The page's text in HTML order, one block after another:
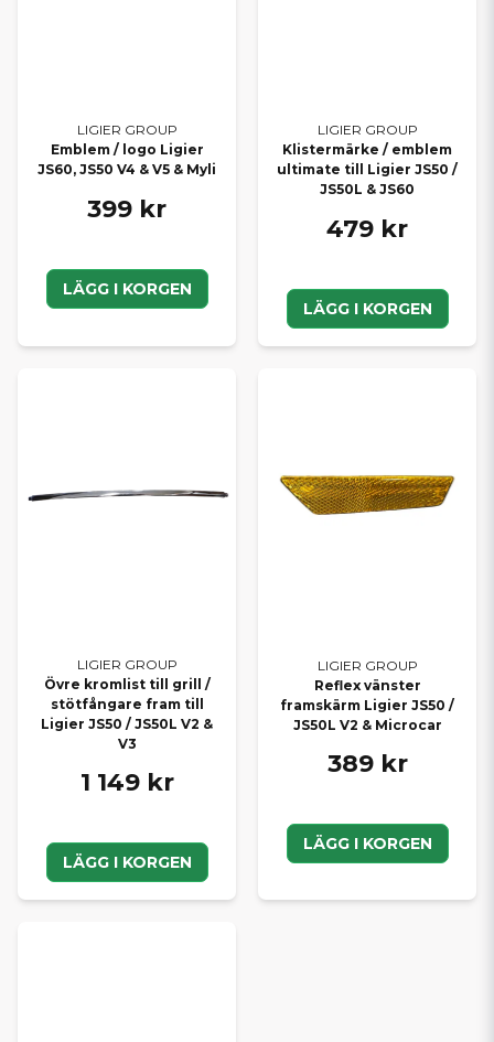
LIGIER GROUP
Emblem / logo Ligier
JS60, JS50 V4 & V5 & Myli
399 kr
LÄGG I KORGEN
LIGIER GROUP
Klistermärke / emblem
ultimate till Ligier JS50 /
JS50L & JS60
479 kr
LÄGG I KORGEN
LIGIER GROUP
Övre kromlist till grill /
stötfångare fram till
Ligier JS50 / JS50L V2 &
V3
1 149 kr
LÄGG I KORGEN
LIGIER GROUP
Reflex vänster
framskärm Ligier JS50 /
JS50L V2 & Microcar
389 kr
LÄGG I KORGEN